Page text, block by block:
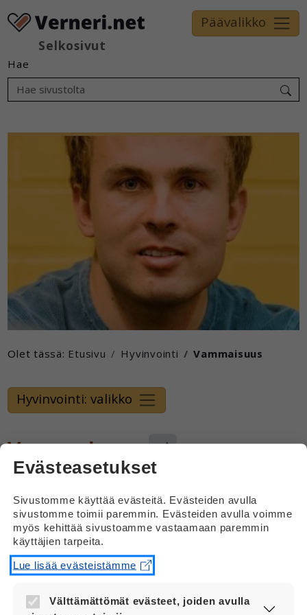
Selkosivut
Päävalikko
Hae
Olet tässä: Etusivu Hyvinvointi Vammaisuus
Hyvinvointi: valikko
Vammaisuus
toimintaan. Osallistumisen esteenä voi olla esimerkiksi
liian monimutkainen kieli tai rakennukset, jonne ei pääse
pyörätuolilla.
Yhteiskunnan tehtävä on poistaa näitä esteitä ja tarjota
tukea, jotta kaikki voivat osallistua tasavertaisesti.
Vammaisuus-sivuilta saat tietoa vammaisuudesta,
Evästeasetukset
Sivustomme käyttää evästeitä. Evästeiden avulla
sivustomme toimii paremmin. Evästeiden avulla voimme
myös kehittää sivustoamme vastaamaan paremmin
käyttäjien tarpeita.
Lue lisää evästeistämme
Välttämättömät evästeet, joiden avulla